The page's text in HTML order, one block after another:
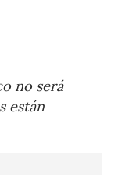
no será
están